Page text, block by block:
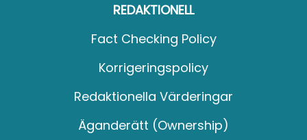
REDAKTIONELL
Fact Checking Policy
Korrigeringspolicy
Redaktionella Värderingar
Äganderätt (Ownership)